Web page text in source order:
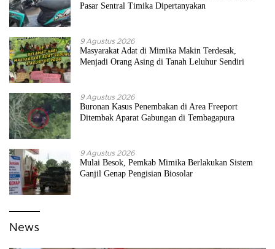
Pasar Sentral Timika Dipertanyakan
9 Agustus 2026
Masyarakat Adat di Mimika Makin Terdesak,
Menjadi Orang Asing di Tanah Leluhur Sendiri
9 Agustus 2026
Buronan Kasus Penembakan di Area Freeport
Ditembak Aparat Gabungan di Tembagapura
9 Agustus 2026
Mulai Besok, Pemkab Mimika Berlakukan Sistem
Ganjil Genap Pengisian Biosolar
News